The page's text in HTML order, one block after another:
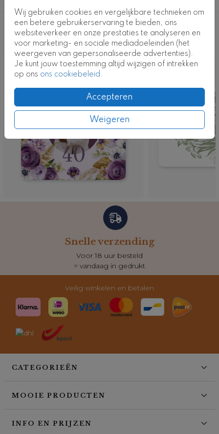
Wij gebruiken cookies en vergelijkbare technieken om
een betere gebruikerservaring te bieden, ons
websiteverkeer en onze prestaties te analyseren en
voor marketing- en sociale mediadoeleinden (het
weergeven van gepersonaliseerde advertenties).
Je kunt jouw toestemming altijd wijzigen of intrekken
op ons ons cookiebeleid.
Accepteren
Weigeren
Deze ontwerpen vind je misschien ook
leuk
Snelle verzending
Voor 18 uur besteld
= vandaag in gedrukt
Veilig winkelen en betalen
CATEGORIEËN
MOOIE PRODUCTEN
INFO EN PRIJZEN